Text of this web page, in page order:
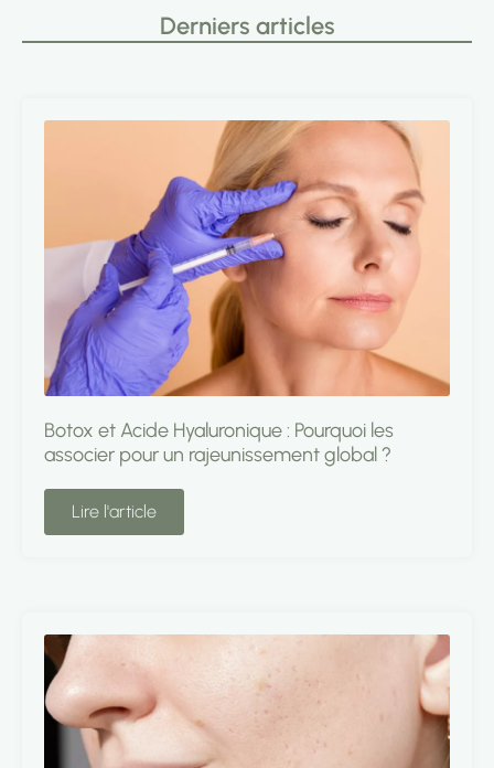
Derniers articles
Botox et Acide Hyaluronique : Pourquoi les
associer pour un rajeunissement global ?
Lire l'article